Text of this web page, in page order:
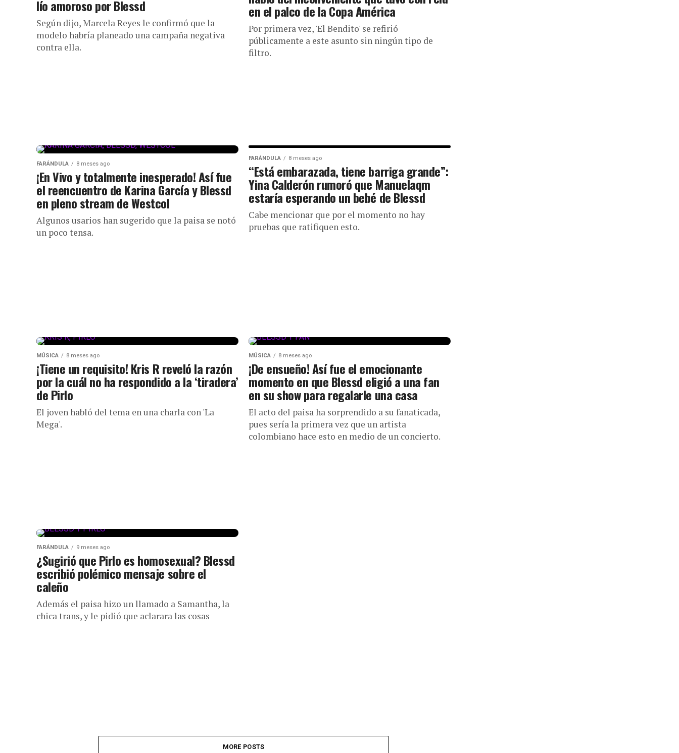
lío amoroso por Blessd
Según dijo, Marcela Reyes le confirmó que la
modelo habría planeado una campaña negativa
contra ella.
en el palco de la Copa América
Por primera vez, 'El Bendito' se refirió
públicamente a este asunto sin ningún tipo de
filtro.
FARÁNDULA 8 meses ago
¡En Vivo y totalmente inesperado! Así fue
el reencuentro de Karina García y Blessd
en pleno stream de Westcol
Algunos usarios han sugerido que la paisa se notó
un poco tensa.
FARÁNDULA 8 meses ago
“Está embarazada, tiene barriga grande”:
Yina Calderón rumoró que Manuelaqm
estaría esperando un bebé de Blessd
Cabe mencionar que por el momento no hay
pruebas que ratifiquen esto.
MÚSICA 8 meses ago
¡Tiene un requisito! Kris R reveló la razón
por la cuál no ha respondido a la ‘tiradera’
de Pirlo
El joven habló del tema en una charla con 'La
Mega'.
MÚSICA 8 meses ago
¡De ensueño! Así fue el emocionante
momento en que Blessd eligió a una fan
en su show para regalarle una casa
El acto del paisa ha sorprendido a su fanaticada,
pues sería la primera vez que un artista
colombiano hace esto en medio de un concierto.
FARÁNDULA 9 meses ago
¿Sugirió que Pirlo es homosexual? Blessd
escribió polémico mensaje sobre el
caleño
Además el paisa hizo un llamado a Samantha, la
chica trans, y le pidió que aclarara las cosas
MORE POSTS